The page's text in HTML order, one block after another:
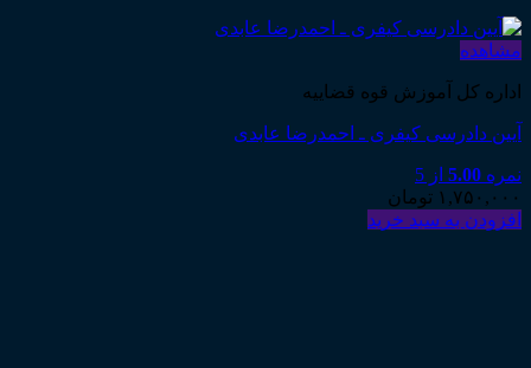
مشاهده
اداره کل آموزش قوه قضاییه
آیین دادرسی کیفری ـ احمدرضا عابدی
نمره 5.00 از 5
۱,۷۵۰,۰۰۰ تومان
افزودن به سبد خرید